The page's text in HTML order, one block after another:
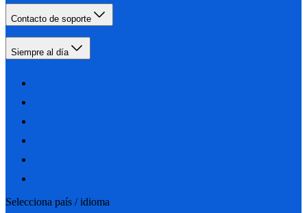
Contacto de soporte
Siempre al día
Selecciona país / idioma